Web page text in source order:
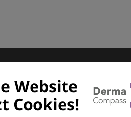
Website
Cookies!
in der